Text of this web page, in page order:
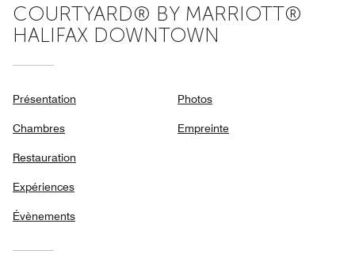
COURTYARD® BY MARRIOTT®
HALIFAX DOWNTOWN
Présentation
Chambres
Restauration
Expériences
Évènements
Photos
Empreinte